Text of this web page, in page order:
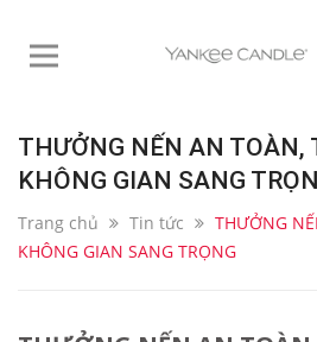
THƯỞNG NẾN AN TOÀN,
KHÔNG GIAN SANG
Trang chủ Tin tức
THƯỞNG
KHÔNG GIAN SANG TRỌNG